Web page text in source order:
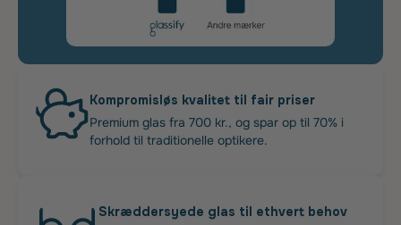
Kompromisløs kvalitet til fair priser
Premium glas fra 700 kr., og spar op til 70% i
forhold til traditionelle optikere.
Skræddersyede glas til ethvert behov